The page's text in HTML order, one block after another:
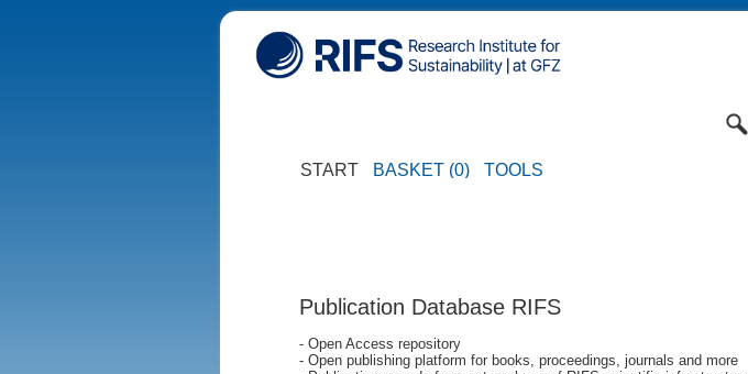
START BASKET (0) TOOLS
Publication Database RIFS
- Open Access repository
- Open publishing platform for books, proceedings, journals and more